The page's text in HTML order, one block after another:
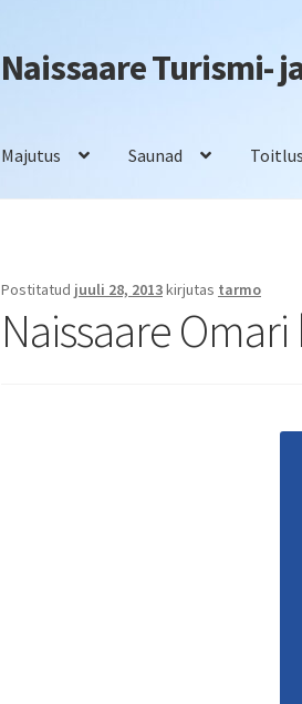
Liigu
navigeerimisele
Liigu
sisu
Naissaare Turismi-
Majutus Saunad
Postitatud juuli 28, 2013kirjutas tarmo
Naissaare Omari